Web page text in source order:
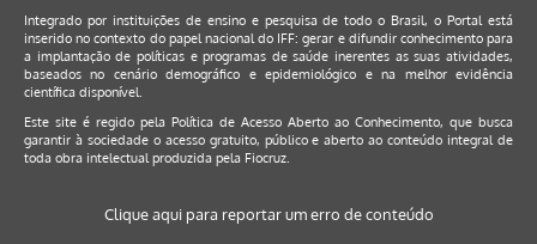
Integrado por instituições de ensino e pesquisa de todo o Brasil, o Portal está
inserido no contexto do papel nacional do IFF: gerar e difundir conhecimento para
a implantação de políticas e programas de saúde inerentes as suas atividades,
baseados no cenário demográfico e epidemiológico e na melhor evidência
científica disponível.
Este site é regido pela Política de Acesso Aberto ao Conhecimento, que busca
garantir à sociedade o acesso gratuito, público e aberto ao conteúdo integral de
toda obra intelectual produzida pela Fiocruz.
Clique aqui para reportar um erro de conteúdo